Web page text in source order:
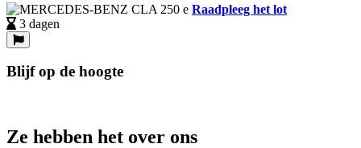
Raadpleeg het lot
3 dagen
Blijf op de hoogte
Ze hebben het over ons